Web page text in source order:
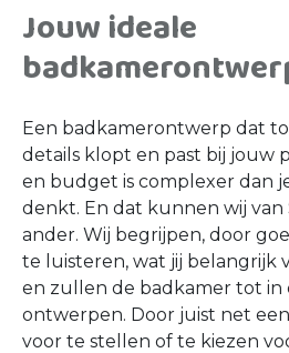
Jouw ideale
Een badkamerontwerp dat
details klopt en past bij jouw
en budget is complexer dan
denkt. En dat kunnen wij van
ander. Wij begrijpen, door
te luisteren, wat jij belangrijk
en zullen de badkamer tot in
ontwerpen. Door juist net
voor te stellen of te kiezen